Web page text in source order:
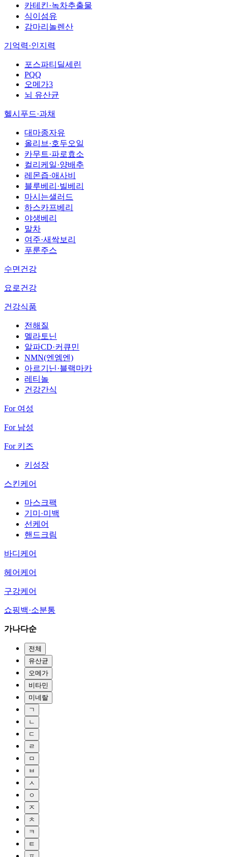
카테킨·녹차추출물
식이섬유
감마리놀렌산
기억력·인지력
포스파티딜세린
PQQ
오메가3
뇌 유산균
헬시푸드·과채
대마종자유
올리브·호두오일
카무트·파로효소
컬리케일·양배추
레몬즙·애사비
블루베리·빌베리
마시는샐러드
하스카프베리
야생베리
말차
여주·새싹보리
푸룬주스
수면건강
요로건강
건강식품
전해질
멜라토닌
알파CD·커큐민
NMN(엔엠엔)
아르기닌·블랙마카
레티놀
건강간식
For 여성
For 남성
For 키즈
키성장
스킨케어
마스크팩
기미·미백
선케어
핸드크림
바디케어
헤어케어
구강케어
쇼핑백·소분통
가나다순
전체
유산균
오메가
비타민
미네랄
ㄱ
ㄴ
ㄷ
ㄹ
ㅁ
ㅂ
ㅅ
ㅇ
ㅈ
ㅊ
ㅋ
ㅌ